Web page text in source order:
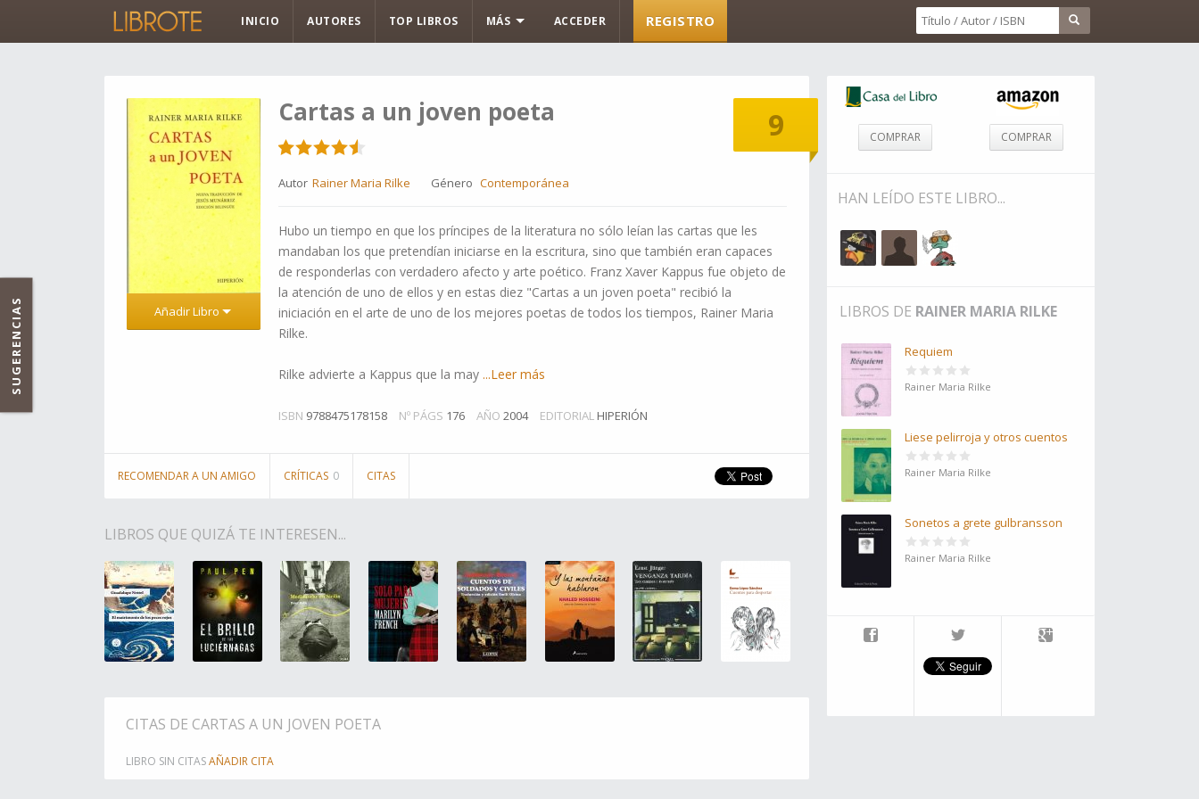
INICIO AUTORES TOP LIBROS MÁS ACCEDER REGISTRO
9
Añadir Libro
Cartas a un joven poeta
Autor Rainer Maria Rilke Género Contemporánea
Hubo un tiempo en que los príncipes de la literatura no sólo leían las cartas que les
mandaban los que pretendían iniciarse en la escritura, sino que también eran capaces
de responderlas con verdadero afecto y arte poético. Franz Xaver Kappus fue objeto de
la atención de uno de ellos y en estas diez "Cartas a un joven poeta" recibió la
iniciación en el arte de uno de los mejores poetas de todos los tiempos, Rainer Maria
Rilke.
Rilke advierte a Kappus que la may ...Leer más
ISBN 9788475178158 Nº PÁGS 176 AÑO 2004 EDITORIAL HIPERIÓN
RECOMENDAR A UN AMIGO CRÍTICAS 0 CITAS
LIBROS QUE QUIZÁ TE INTERESEN...
CITAS DE CARTAS A UN JOVEN POETA
LIBRO SIN CITASAÑADIR CITA
COMPRAR COMPRAR
HAN LEÍDO ESTE LIBRO...
LIBROS DE RAINER MARIA RILKE
Requiem
Rainer Maria Rilke
Liese pelirroja y otros cuentos
Rainer Maria Rilke
Sonetos a grete gulbransson
Rainer Maria Rilke
SUGERENCIAS